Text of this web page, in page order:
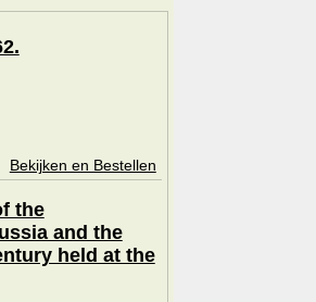
Bekijken en Bestellen
the
and the
held at the